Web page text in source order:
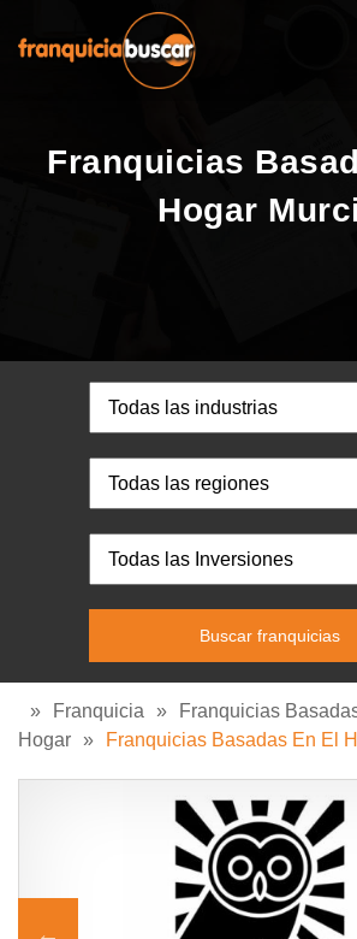
Franquicias
Hogar
» Franquicia »
Franquicias
Hogar » Franquicias Basadas En El